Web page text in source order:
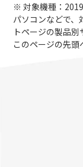
※ 対象機種：
パソコンなどで
トページの製品別
このページの先頭